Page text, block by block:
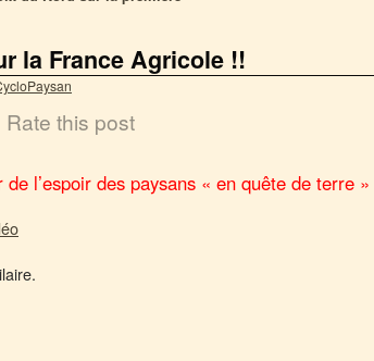
la France Agricole !!
Rate this post
l’espoir des paysans « en quête de terre